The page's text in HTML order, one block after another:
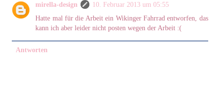
mirella-design
10. Februar 2013 um 05:55
Hatte mal für die Arbeit ein Wikinger Fahrrad entworfen, das
kann ich aber leider nicht posten wegen der Arbeit :(
Antworten